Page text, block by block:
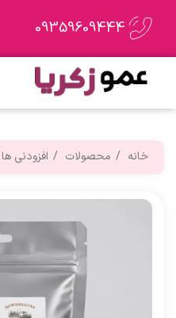
09359609444
خانه محصولات افزودنی ها